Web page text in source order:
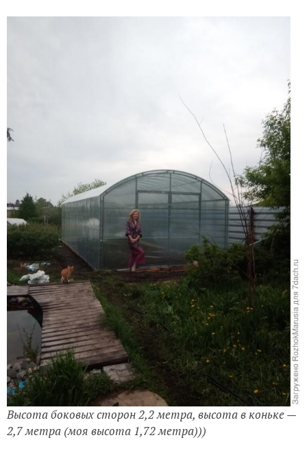
Высота боковых сторон 2,2 метра, высота в коньке —
2,7 метра (моя высота 1,72 метра)))